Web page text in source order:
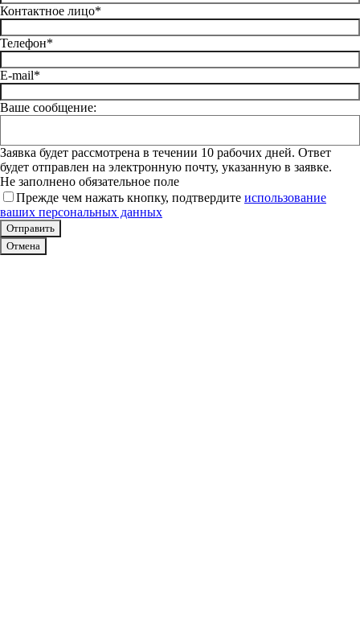
Контактное лицо*
Телефон*
E-mail*
Ваше сообщение:
Заявка будет рассмотрена в течении 10 рабочих дней. Ответ
будет отправлен на электронную почту, указанную в заявке.
Не заполнено обязательное поле
Прежде чем нажать кнопку, подтвердите использование
ваших персональных данных
Отмена